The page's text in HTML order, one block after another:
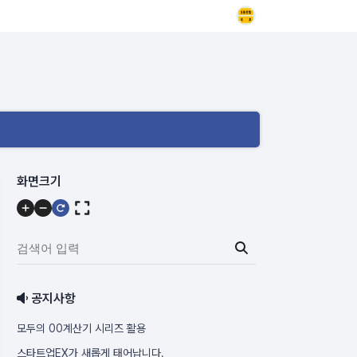
메
뉴
내
화면크기
검
색
입
력:
공지사항
모두의 00계산기 시리즈 활용
스타트업EX가 새롭게 태어납니다.